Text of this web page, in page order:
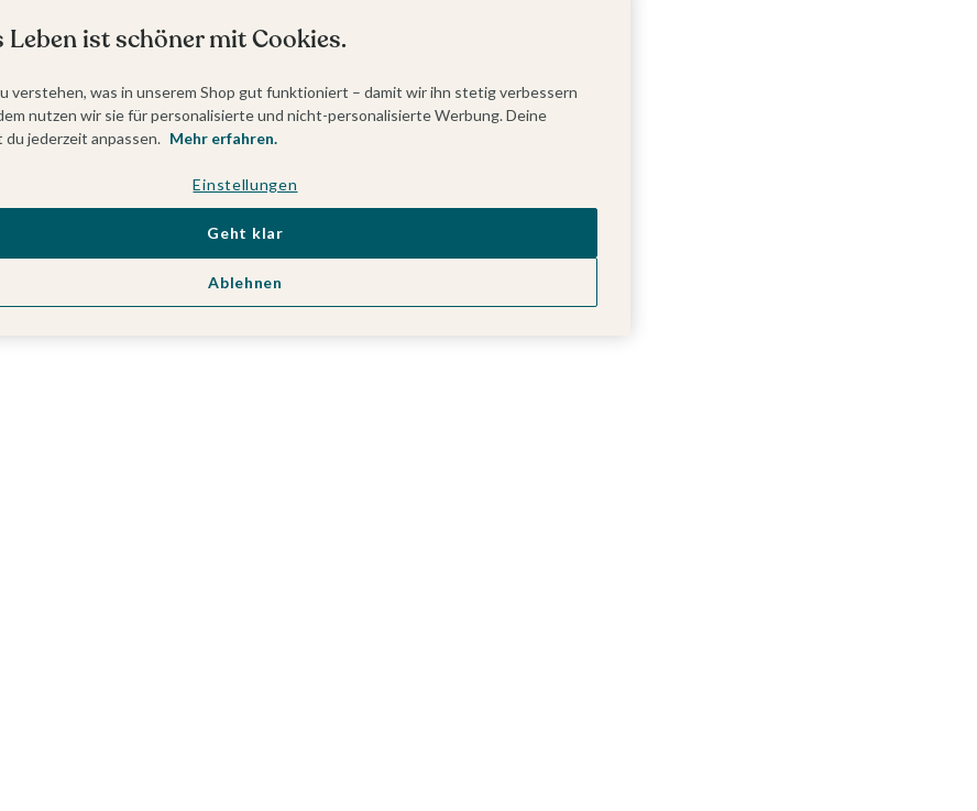
Leben ist schöner mit Cookies.
verstehen, was in unserem Shop gut funktioniert – damit wir ihn stetig verbessern
nutzen wir sie für personalisierte und nicht-personalisierte Werbung. Deine
du jederzeit anpassen. Mehr erfahren.
Einstellungen
Ablehnen
Geht klar